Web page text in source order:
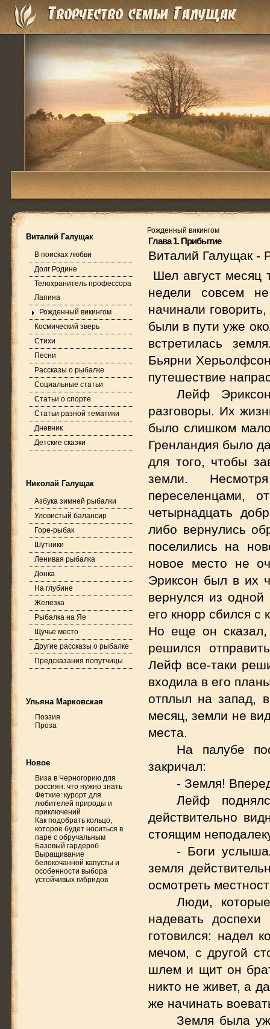
Виталий Галущак
В поисках любви
Долг Родине
Телохранитель профессора
Лапина
Рожденный викингом
Космический зверь
Стихи
Песни
Рассказы о рыбалке
Социальные статьи
Статьи о спорте
Статьи разной тематики
Дневник
Детские сказки
Николай Галущак
Азбука зимней рыбалки
Уловистый балансир
Горе-рыбак
Шутники
Ленивая рыбалка
Донка
На глубине
Железка
Рыбалка на Яе
Щучье место
Другие рассказы о рыбалке
Предсказания попутчицы
Ульяна Марковская
Поэзия
Проза
Новое
Виза в Черногорию для
россиян: что нужно знать
Фетхие: курорт для
любителей природы и
приключений
Как подобрать кольцо,
которое будет носиться в
паре с обручальным
Базовый гардероб
Выращивание
белокочанной капусты и
особенности выбора
устойчивых гибридов
Рожденный викингом
Глава 1. Прибытие
Виталий Галущак -
Шел август месяц
недели совсем
начинали
были в пути уже
встретилась
Бьярни
путешествие
Лейф
разговоры. Их
было слишком
Гренландия было
для того, чтобы
земли.
переселенцами,
четырнадцать
либо вернулись
поселились на
новое место не
Эриксон был в их
вернулся из одной
его кнорр сбился
Но еще он сказал,
решился
Лейф все-таки
входила в его
отплыл на запад,
месяц, земли не
места.
На палубе
закричал:
- Земля!
Лейф
действительно
стоящим
- Боги
земля
осмотреть
Люди,
надевать
готовился: надел
мечом, с другой
шлем и щит он
никто не живет, а
же начинать
Земля была